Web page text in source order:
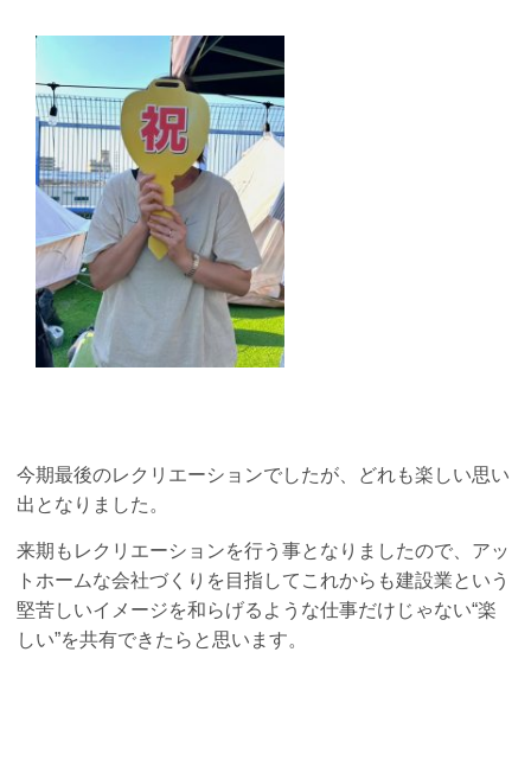
今期最後のレクリエーションでしたが、どれも楽しい思い
出となりました。
来期もレクリエーションを行う事となりましたので、アッ
トホームな会社づくりを目指してこれからも建設業という
堅苦しいイメージを和らげるような仕事だけじゃない“楽
しい”を共有できたらと思います。